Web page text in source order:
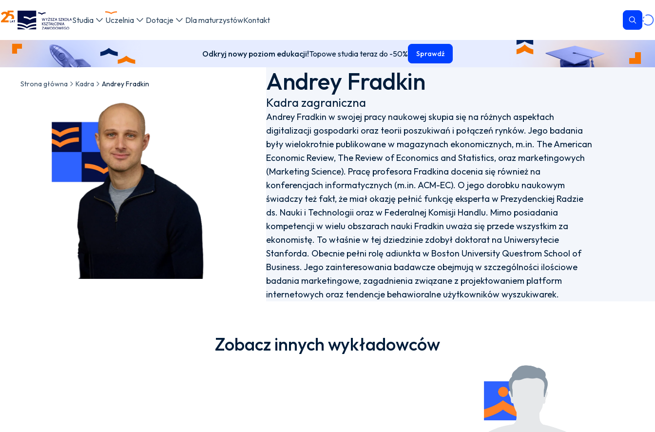
WSKZ - strona główna
Studia Uczelnia Dotacje Dla maturzystówKontakt
Odkryj nowy poziom edukacji!Topowe studia teraz do -50% Sprawdź
Strona główna Kadra Andrey Fradkin Andrey Fradkin
Kadra zagraniczna
Andrey Fradkin w swojej pracy naukowej skupia się na różnych aspektach
digitalizacji gospodarki oraz teorii poszukiwań i połączeń rynków. Jego badania
były wielokrotnie publikowane w magazynach ekonomicznych, m.in. The American
Economic Review, The Review of Economics and Statistics, oraz marketingowych
(Marketing Science). Pracę profesora Fradkina docenia się również na
konferencjach informatycznych (m.in. ACM-EC). O jego dorobku naukowym
świadczy też fakt, że miał okazję pełnić funkcję eksperta w Prezydenckiej Radzie
ds. Nauki i Technologii oraz w Federalnej Komisji Handlu. Mimo posiadania
kompetencji w wielu obszarach nauki Fradkin uważa się przede wszystkim za
ekonomistę. To właśnie w tej dziedzinie zdobył doktorat na Uniwersytecie
Stanforda. Obecnie pełni rolę adiunkta w Boston University Questrom School of
Business. Jego zainteresowania badawcze obejmują w szczególności ilościowe
badania marketingowe, zagadnienia związane z projektowaniem platform
internetowych oraz tendencje behawioralne użytkowników wyszukiwarek.
Zobacz innych wykładowców